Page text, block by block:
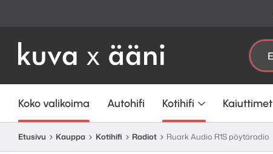
Etsi:
Koko valikoima Autohifi Kotihifi Kaiuttimet
Etusivu Kauppa Kotihifi Radiot Ruark Audio R1S pöytäradio